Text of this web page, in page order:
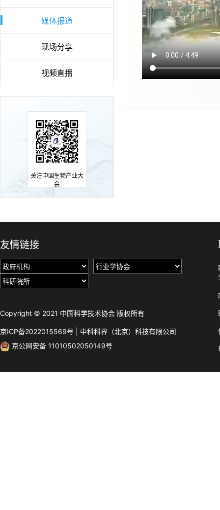
媒体报道
现场分享
视频直播
关注中国生物产业大
会
友情链接
Copyright © 2021 中国科学技术协会 版权所有
京ICP备2022015569号
中科科界（北京）科技有限公司
京公网安备 11010502050149号